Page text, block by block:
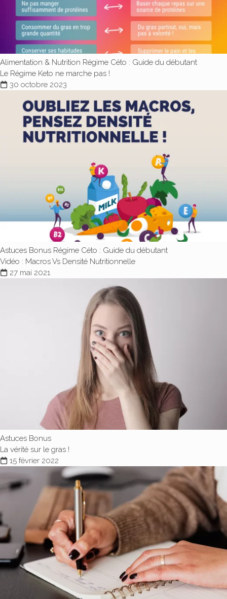
Alimentation & Nutrition Régime Céto : Guide du débutant
Le Régime Keto ne marche pas !
30 octobre 2023
Astuces Bonus Régime Céto : Guide du débutant
Vidéo : Macros Vs Densité Nutritionnelle
27 mai 2021
Astuces Bonus
La vérité sur le gras !
15 février 2022